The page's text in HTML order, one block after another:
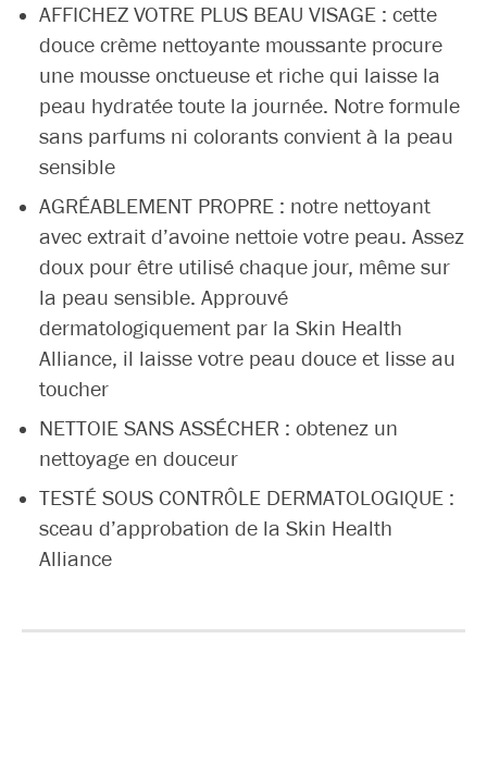
AFFICHEZ VOTRE PLUS BEAU VISAGE : cette
douce crème nettoyante moussante procure
une mousse onctueuse et riche qui laisse la
peau hydratée toute la journée. Notre formule
sans parfums ni colorants convient à la peau
sensible
AGRÉABLEMENT PROPRE : notre nettoyant
avec extrait d’avoine nettoie votre peau. Assez
doux pour être utilisé chaque jour, même sur
la peau sensible. Approuvé
dermatologiquement par la Skin Health
Alliance, il laisse votre peau douce et lisse au
toucher
NETTOIE SANS ASSÉCHER : obtenez un
nettoyage en douceur
TESTÉ SOUS CONTRÔLE DERMATOLOGIQUE :
sceau d’approbation de la Skin Health
Alliance